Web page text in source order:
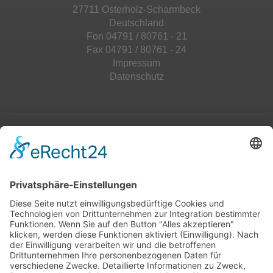
27711 Osterholz-Scharmbeck
Deutschland
Fon 04791 / 80761 - 21
Fax 04791 / 80761 - 24
Impressum
Datenschutz
Jahrescharts
Top 100
Hot 50